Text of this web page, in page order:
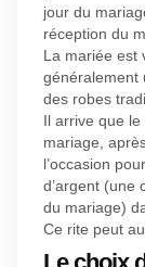
jour du
réception du
La mariée est
généralement
des robes
Il arrive que
mariage,
l’occasion
d’argent (une
du mariage)
Ce rite peut